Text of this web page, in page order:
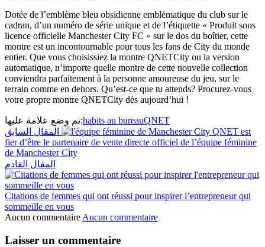
Dotée de l’emblème bleu obsidienne emblématique du club sur le
cadran, d’un numéro de série unique et de l’étiquette « Produit sous
licence officielle Manchester City FC » sur le dos du boîtier, cette
montre est un incontournable pour tous les fans de City du monde
entier. Que vous choisissiez la montre QNETCity ou la version
automatique, n’importe quelle montre de cette nouvelle collection
conviendra parfaitement à la personne amoureuse du jeu, sur le
terrain comme en dehors. Qu’est-ce que tu attends? Procurez-vous
votre propre montre QNETCity dès aujourd’hui !
تم وضع علامة عليها:habits au bureauQNET
المقال السابق
QNET est
fier d’être le partenaire de vente directe officiel de l’équipe féminine
de Manchester City
المقال القادم
Citations de femmes qui ont réussi pour inspirer l’entrepreneur qui
sommeille en vous
Aucun commentaire Aucun commentaire
Laisser un commentaire